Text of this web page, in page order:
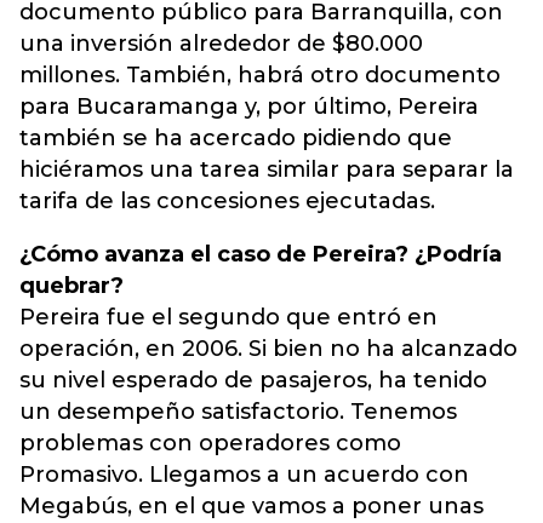
documento público para Barranquilla, con
una inversión alrededor de $80.000
millones. También, habrá otro documento
para Bucaramanga y, por último, Pereira
también se ha acercado pidiendo que
hiciéramos una tarea similar para separar la
tarifa de las concesiones ejecutadas.
¿Cómo avanza el caso de Pereira? ¿Podría
quebrar?
Pereira fue el segundo que entró en
operación, en 2006. Si bien no ha alcanzado
su nivel esperado de pasajeros, ha tenido
un desempeño satisfactorio. Tenemos
problemas con operadores como
Promasivo. Llegamos a un acuerdo con
Megabús, en el que vamos a poner unas